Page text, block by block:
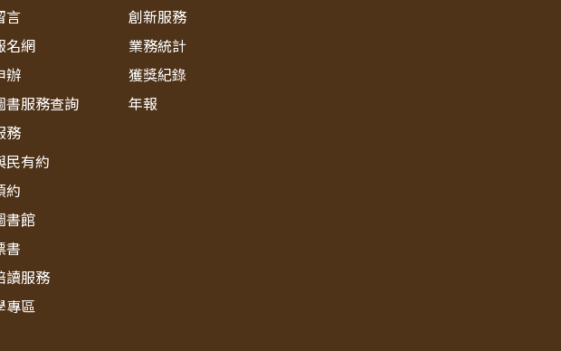
言
名網
辦
書服務查詢
務
民有約
約
書館
書
讀服務
專區
創新服務
業務統計
獲獎紀錄
年報